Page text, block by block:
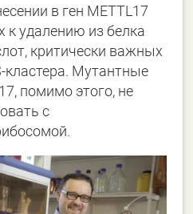
в ген METTL17
к удалению из белка
критически важных
кластера. Мутантные
помимо этого, не
с